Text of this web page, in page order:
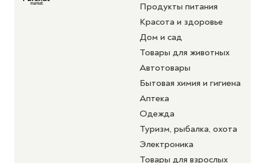
Продукты питания
Красота и здоровье
Дом и сад
Товары для животных
Автотовары
Бытовая химия и гигиена
Аптека
Одежда
Туризм, рыбалка, охота
Электроника
Товары для взрослых